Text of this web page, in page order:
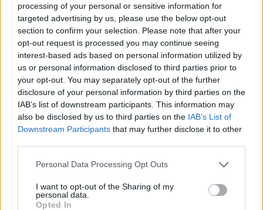
processing of your personal or sensitive information for
targeted advertising by us, please use the below opt-out
section to confirm your selection. Please note that after your
opt-out request is processed you may continue seeing
interest-based ads based on personal information utilized by
us or personal information disclosed to third parties prior to
your opt-out. You may separately opt-out of the further
disclosure of your personal information by third parties on the
IAB’s list of downstream participants. This information may
also be disclosed by us to third parties on the IAB’s List of
Downstream Participants that may further disclose it to other
Personal Data Processing Opt Outs
I want to opt-out of the Sharing of my
personal data.
Opted In
Κόσμος
Γιατί τα ποτάμια στην Αλάσκα βάφτηκαν
πορτοκαλί (video)
23 Μαϊος 2024 18:11